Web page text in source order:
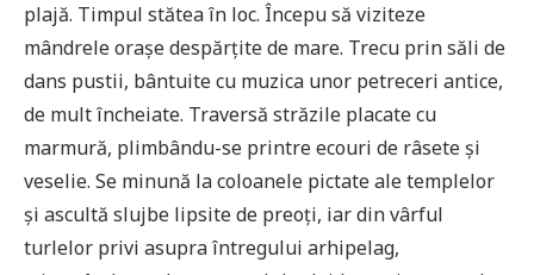
plajă. Timpul stătea în loc. Începu să viziteze
mândrele orașe despărțite de mare. Trecu prin săli de
dans pustii, bântuite cu muzica unor petreceri antice,
de mult încheiate. Traversă străzile placate cu
marmură, plimbându-se printre ecouri de râsete și
veselie. Se minună la coloanele pictate ale templelor
și ascultă slujbe lipsite de preoți, iar din vârful
turlelor privi asupra întregului arhipelag,